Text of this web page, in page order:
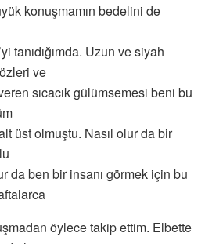
konuşmamın bedelini de
tanıdığımda. Uzun ve siyah
ve
sıcacık gülümsemesi beni bu
üst olmuştu. Nasıl olur da bir
da ben bir insanı görmek için bu
öylece takip ettim. Elbette